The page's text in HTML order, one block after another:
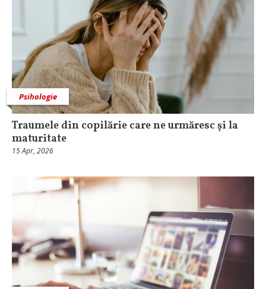
Psihologie
Traumele din copilărie care ne urmăresc și la
maturitate
15 Apr, 2026